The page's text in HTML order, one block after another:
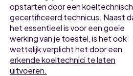
opstarten door een koeltechnisch
gecertificeerd technicus. Naast
het essentieel is voor een goeie
werking van je toestel, is het ook
wettelijk verplicht het door een
erkende koeltechnici te laten
uitvoeren.